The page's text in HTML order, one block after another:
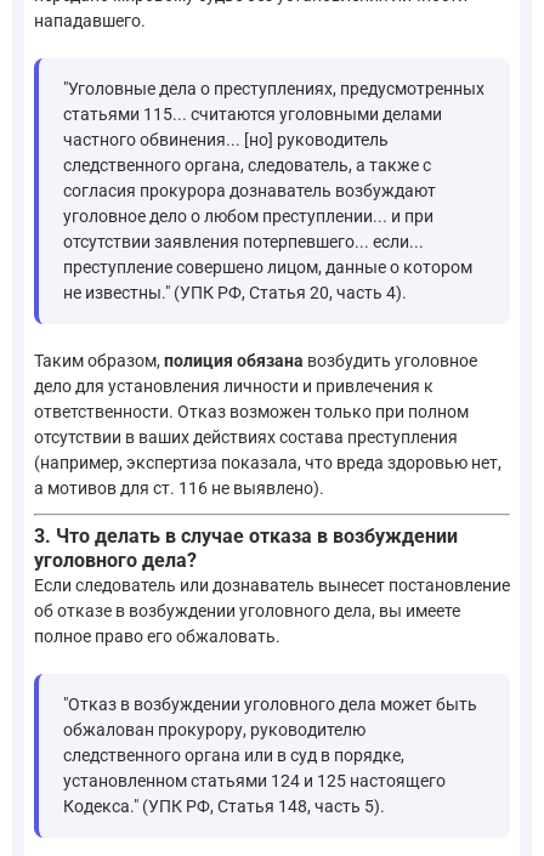
нападавшего.
"Уголовные дела о преступлениях, предусмотренных
статьями 115... считаются уголовными делами
частного обвинения... [но] руководитель
следственного органа, следователь, а также с
согласия прокурора дознаватель возбуждают
уголовное дело о любом преступлении... и при
отсутствии заявления потерпевшего... если...
преступление совершено лицом, данные о котором
не известны." (УПК РФ, Статья 20, часть 4).
Таким образом, полиция обязана возбудить уголовное
дело для установления личности и привлечения к
ответственности. Отказ возможен только при полном
отсутствии в ваших действиях состава преступления
(например, экспертиза показала, что вреда здоровью нет,
а мотивов для ст. 116 не выявлено).
3. Что делать в случае отказа в возбуждении
уголовного дела?
Если следователь или дознаватель вынесет постановление
об отказе в возбуждении уголовного дела, вы имеете
полное право его обжаловать.
"Отказ в возбуждении уголовного дела может быть
обжалован прокурору, руководителю
следственного органа или в суд в порядке,
установленном статьями 124 и 125 настоящего
Кодекса." (УПК РФ, Статья 148, часть 5).